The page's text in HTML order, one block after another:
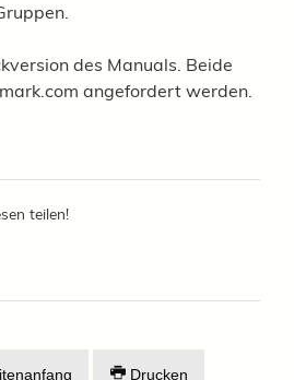
des Manuals. Beide
angefordert werden.
teilen!
Drucken